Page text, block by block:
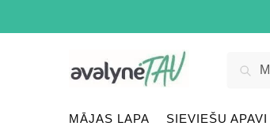
Meklēt
MĀJAS LAPA SIEVIEŠU APAVI